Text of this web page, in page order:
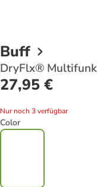
Buff
DryFlx®
27,95 €
Nur noch 3 verfügbar
Color